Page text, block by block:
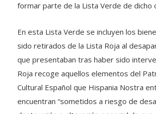
formar parte de la Lista Verde de dicho
En esta Lista Verde se incluyen los
sido retirados de la Lista Roja al
que presentaban tras haber sido
Roja recoge aquellos elementos del
Cultural Español que Hispania Nostra
encuentran “sometidos a riesgo de